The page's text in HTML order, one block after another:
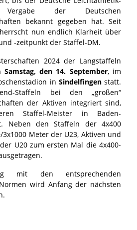
der Deutschen
bekannt gegeben hat. Seit
nun endlich Klarheit über
-zeitpunkt der Staffel-DM.
2024 der Langstaffeln
Samstag, den 14. September, im
in Sindelfingenstatt.
Staffeln bei den „großen“
der Aktiven integriert sind,
Staffel-Meister in Baden-
Neben den Staffeln der 4x400
Meter der U23, Aktiven und
U20 zum ersten Mal die 4x400-
mit den entsprechenden
wird Anfang der nächsten